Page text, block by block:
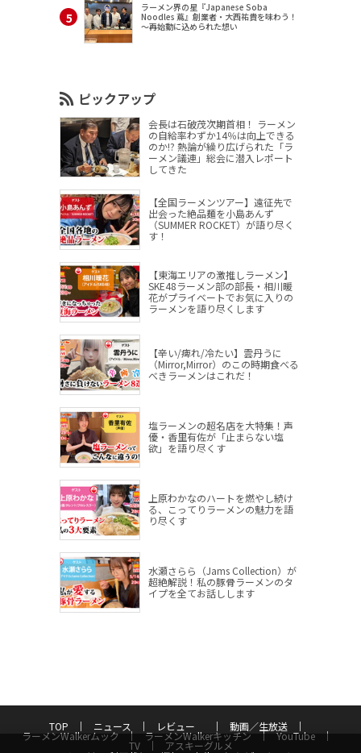
ラーメン界の星『Japanese Soba
Noodles 蔦』創業者・大西祐貴を味わう！
～再始動に込められた想い
ピックアップ
会長は石破茂次期首相！ ラーメン
の自給率わずか14％は向上できる
のか!? 熱論が繰り広げられた「ラ
ーメン議連」総会に潜入レポート
してきた
【全国ラーメンツアー】遠征先で
出会った絶品麺を小島あんず
（SUMMER ROCKET）が語り尽く
す！
【東海エリアの激推しラーメン】
SKE48ラーメン部の部長・相川暖
花がプライベートでお気に入りの
ラーメンを語り尽くします
【辛い/痺れ/冷たい】雲丹うに
（Mirror,Mirror）のこの時期食べる
べきラーメンはこれだ！
塩ラーメンの超名店を大特集！声
優・香里有佐が「止まらない塩
欲」を語り尽くす
上原わかなのハートを燃やし続け
る、こってりラーメンの魅力を語
り尽くす
水瀬さらら（Jams Collection）が
超絶解説！私の豚骨ラーメンのタ
イプを全てお話しします
TOP ニュース レビュー 動画／生放送
ラーメンWalkerムック ラーメンWalkerキッチン YouTube
TV アスキーグルメ